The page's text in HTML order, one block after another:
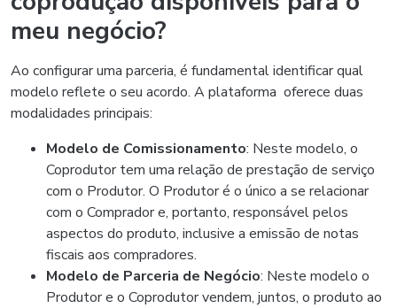
meu negócio?
Ao configurar uma parceria, é fundamental identificar qual
modelo reflete o seu acordo. A plataforma oferece duas
modalidades principais:
Modelo de Comissionamento: Neste modelo, o
Coprodutor tem uma relação de prestação de serviço
com o Produtor. O Produtor é o único a se relacionar
com o Comprador e, portanto, responsável pelos
aspectos do produto, inclusive a emissão de notas
fiscais aos compradores.
Modelo de Parceria de Negócio: Neste modelo o
Produtor e o Coprodutor vendem, juntos, o produto ao